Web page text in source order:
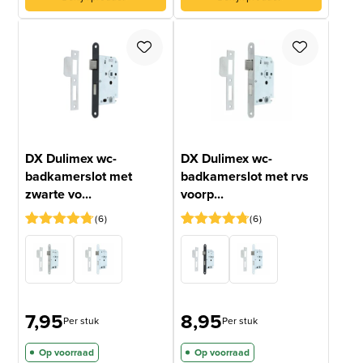
DX Dulimex wc-
badkamerslot met
zwarte vo...
Gewaardeerd
4.67op 5
gebaseerd
6
6
7,95Per stuk
Op voorraad
DX Dulimex wc-
badkamerslot met rvs
voorp...
Gewaardeerd
4.67op 5
gebaseerd
6
6
8,95Per stuk
Op voorraad